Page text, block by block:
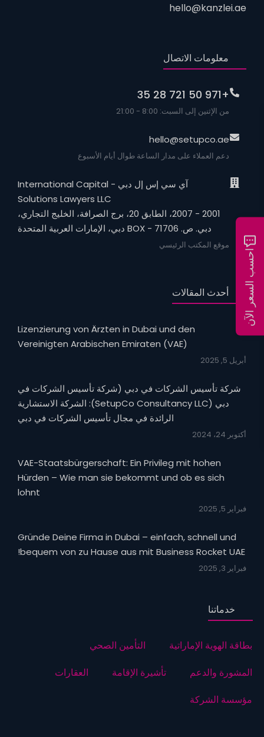
hello@kanzlei.ae
معلومات الاتصال
+971 50 721 28 35
من الإثنين إلى السبت: 8:00 - 21:00
hello@setupco.ae
دعم العملاء على مدار الساعة طوال أيام الأسبوع
آي سي إس إل دبي - International Capital
Solutions Lawyers LLC
2001 - 2007، الطابق 20، برج الصرافة، الخليج التجاري،
دبي. ص. BOX - 71706 دبي، الإمارات العربية المتحدة
موقع المكتب الرئيسي
أحدث المقالات
Lizenzierung von Ärzten in Dubai und den
Vereinigten Arabischen Emiraten (VAE)
أبريل 5, 2025
شركة تأسيس الشركات في دبي (شركة تأسيس الشركات في
دبي (SetupCo Consultancy LLC): الشركة الاستشارية
الرائدة في مجال تأسيس الشركات في دبي
أكتوبر 24، 2024
VAE-Staatsbürgerschaft: Ein Privileg mit hohen
Hürden – Wie man sie bekommt und ob es sich
lohnt
فبراير 5, 2025
Gründe Deine Firma in Dubai – einfach, schnell und
bequem von zu Hause aus mit Business Rocket UAE!
فبراير 3, 2025
خدماتنا
بطاقة الهوية الإماراتية
التأمين الصحي
المشورة والدعم
تأشيرة الإقامة
العقارات
مؤسسة الشركة
احسب السعر الآن